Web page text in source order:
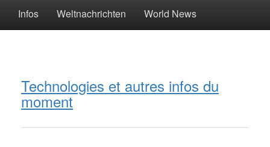
Infos Weltnachrichten World News
Technologies et autres infos du
moment